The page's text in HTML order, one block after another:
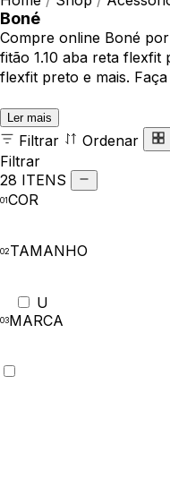
Boné
Compre online Boné
fitão 1.10 aba reta flexfit
flexfit preto e mais.
Ler mais
Filtrar
Ordenar
Filtrar
28 ITENS
COR
TAMANHO
U
MARCA